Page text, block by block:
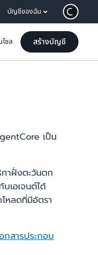
บัญชีของฉัน
ซล สร้างบัญชี
เป็น
าฝั่งตะวันตก
เอเจนต์ได้
หลดที่มีอัตรา
กสารประกอบ